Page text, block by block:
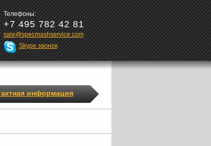
Телефоны:
+7 495 782 42 81
sale@specmashservice.com
Skype звонок
информация